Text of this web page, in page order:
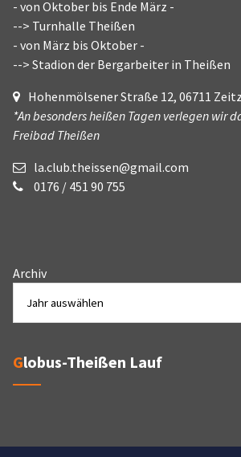
- von Oktober bis Ende März -
--> Turnhalle Theißen
- von März bis Oktober -
--> Stadion der Bergarbeiter in Theißen
Hohenmölsener Straße 12, 06711
*An besonders heißen Tagen verlegen wir
Freibad Theißen
la.club.theissen@gmail.com
0176 / 451 90 755
Archiv
Globus-Theißen Lauf